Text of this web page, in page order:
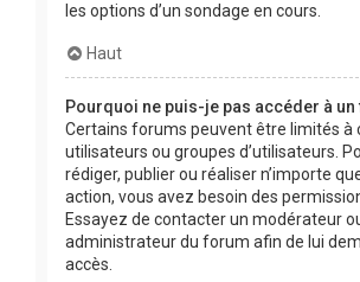
les options d’un sondage en cours.
Haut
Pourquoi ne puis-je pas accéder à un
Certains forums peuvent être limités à
utilisateurs ou groupes d’utilisateurs.
rédiger, publier ou réaliser n’importe
action, vous avez besoin des
Essayez de contacter un modérateur
administrateur du forum afin de lui
accès.